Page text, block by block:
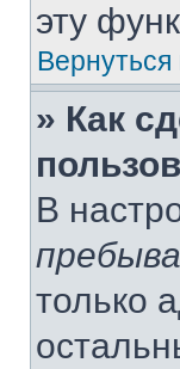
эту
Вернуться
» Как
В
только